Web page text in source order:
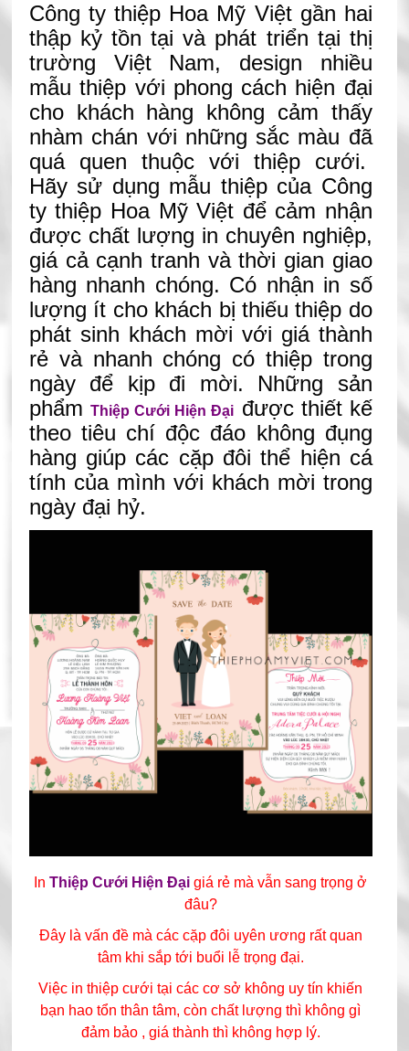
Công ty thiệp Hoa Mỹ Việt gần hai
thập kỷ tồn tại và phát triển tại thị
trường Việt Nam, design nhiều
mẫu thiệp với phong cách hiện đại
cho khách hàng không cảm thấy
nhàm chán với những sắc màu đã
quá quen thuộc với thiệp cưới.
Hãy sử dụng mẫu thiệp của Công
ty thiệp Hoa Mỹ Việt để cảm nhận
được chất lượng in chuyên nghiệp,
giá cả cạnh tranh và thời gian giao
hàng nhanh chóng. Có nhận in số
lượng ít cho khách bị thiếu thiệp do
phát sinh khách mời với giá thành
rẻ và nhanh chóng có thiệp trong
ngày để kịp đi mời. Những sản
phẩm Thiệp Cưới Hiện Đại được thiết kế
theo tiêu chí độc đáo không đụng
hàng giúp các cặp đôi thể hiện cá
tính của mình với khách mời trong
ngày đại hỷ.
InThiệp Cưới Hiện Đại giá rẻ mà vẫn sang trọng ở
đâu?
Đây là vấn đề mà các cặp đôi uyên ương rất quan
tâm khi sắp tới buổi lễ trọng đại.
Việc in thiệp cưới tại các cơ sở không uy tín khiến
bạn hao tổn thân tâm, còn chất lượng thì không gì
đảm bảo , giá thành thì không hợp lý.